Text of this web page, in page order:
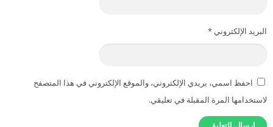
البريد الإلكتروني *
احفظ اسمي، بريدي الإلكتروني، والموقع الإلكتروني في هذا المتصفح
لاستخدامها المرة المقبلة في تعليقي.